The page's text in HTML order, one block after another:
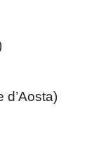
d’Aosta)